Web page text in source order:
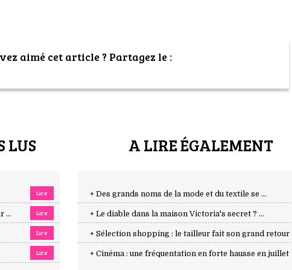
aimé cet article ? Partagez le :
LUS
Lire
... Lire
Lire
Lire
A LIRE ÉGALEMENT
+ Des grands noms de la mode et du textile se ...
+ Le diable dans la maison Victoria's secret ? ...
+ Sélection shopping : le tailleur fait son grand retour
+ Cinéma : une fréquentation en forte hausse en juillet